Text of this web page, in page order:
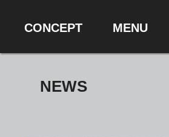
CONCEPT MENU
NEWS